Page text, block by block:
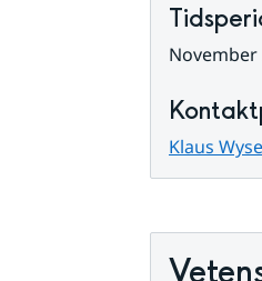
Klaus